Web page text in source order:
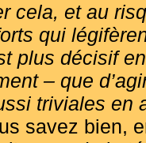
cela, et au
qui
plus décisif
– que
triviales en
savez bien,